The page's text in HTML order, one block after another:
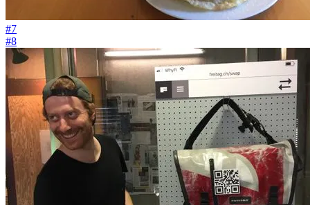
#7
#8